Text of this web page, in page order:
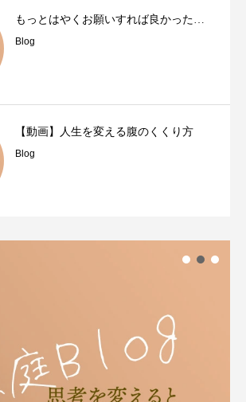
もっとはやくお願いすれば良かった…
Blog
【動画】人生を変える腹のくくり方
Blog